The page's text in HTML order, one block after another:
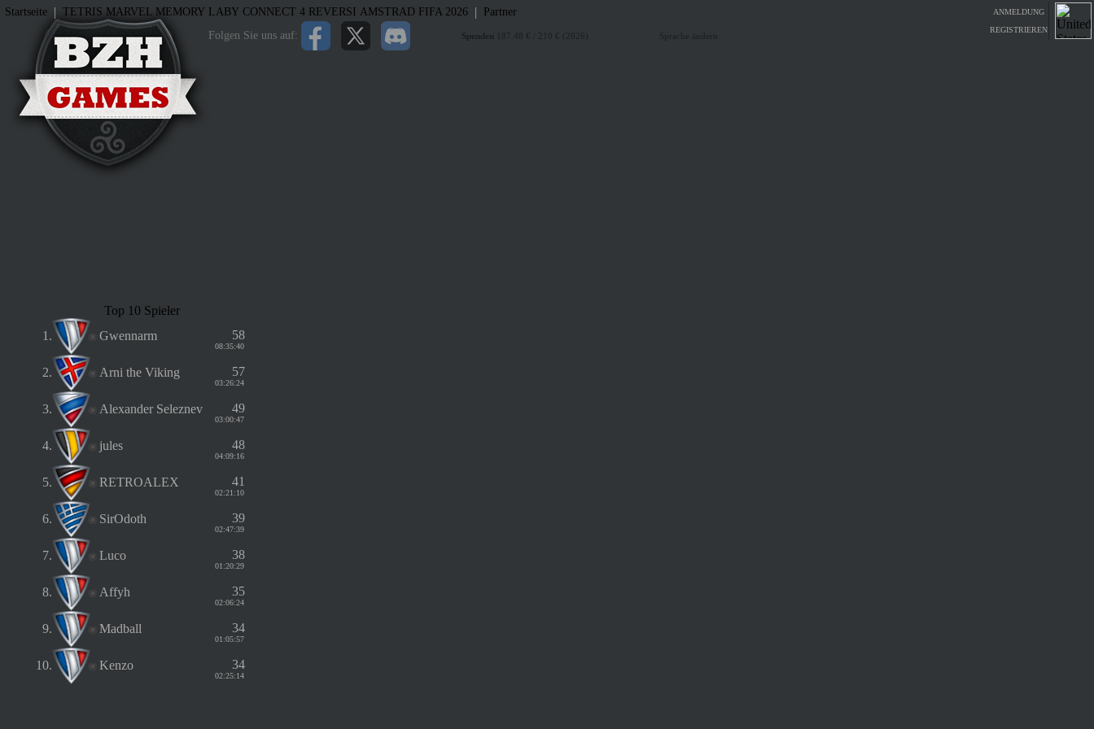
Folgen Sie uns auf: Spenden 187.48 € / 210 € (2026) Sprache ändern
Startseite | TETRIS MARVEL MEMORY LABY CONNECT 4 REVERSI AMSTRAD FIFA 2026 | Partner
Top 10 Spieler
1.
Gwennarm 58
08:35:40
2. Arni the Viking 57
03:26:24
3. Alexander Seleznev 49
03:00:47
4. jules 48
04:09:16
5. RETROALEX 41
02:21:10
6. SirOdoth 39
02:47:39
7. Luco 38
01:20:29
8. Affyh 35
02:06:24
9. Madball 34
01:05:57
10. Kenzo 34
02:25:14
ANMELDUNG
REGISTRIEREN